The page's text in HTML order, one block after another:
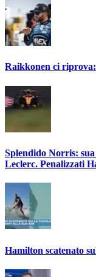
Raikkonen ci
Splendido Norris:
Leclerc. Penalizzati
Hamilton scatenato